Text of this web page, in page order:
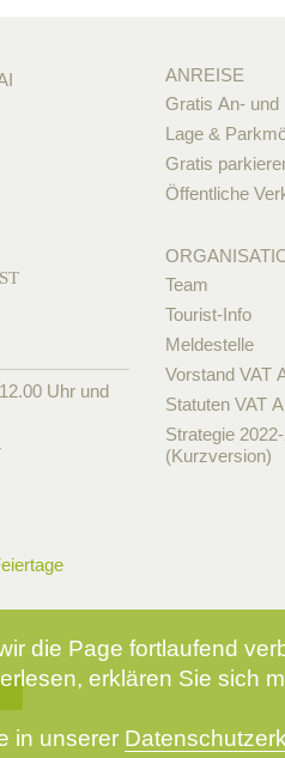
Uhr und
ANREISE
Gratis An- und
Lage &
Gratis
Öffentliche
Team
Tourist-Info
Meldestelle
Vorstand VAT
Statuten VAT
Strategie
(Kurzversion)
die Page fortlaufend
erklären Sie sich
in unserer